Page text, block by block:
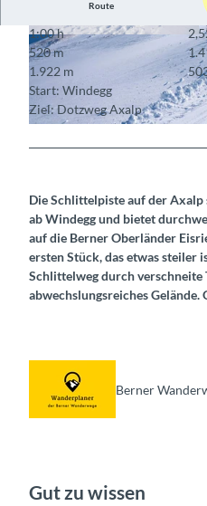
© Interlaken Tourismus
Route
1:00 h
520 m
1.922 m
Start: Windegg
Ziel: Dotzweg Axalp
Die Schlittelpiste auf der
ab Windegg und bietet
auf die Berner Oberländer
ersten Stück, das etwas steiler
Schlittelweg durch verschneite
abwechslungsreiches
Berner
Gut zu wissen